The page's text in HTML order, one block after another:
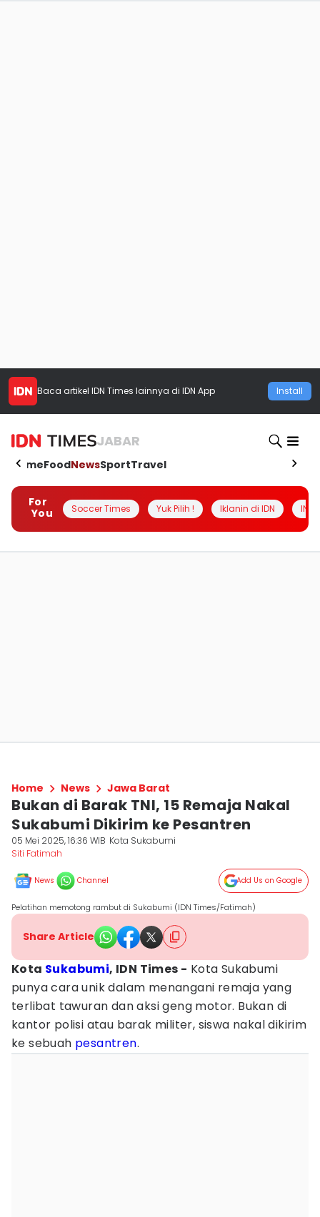
Baca artikel IDN Times lainnya di IDN App Install
JABAR
HomeFoodNewsSportTravel
For
You
Soccer Times Yuk Pilih ! Iklanin di IDN
Home News Jawa Barat
Bukan di Barak TNI, 15 Remaja Nakal
Sukabumi Dikirim ke Pesantren
05 Mei 2025, 16:36 WIB Kota Sukabumi
Siti Fatimah
News Channel Add Us on Google
Pelatihan memotong rambut di Sukabumi (IDN Times/Fatimah)
Share Article
Kota Sukabumi, IDN Times - Kota Sukabumi
punya cara unik dalam menangani remaja yang
terlibat tawuran dan aksi geng motor. Bukan di
kantor polisi atau barak militer, siswa nakal dikirim
ke sebuah pesantren.